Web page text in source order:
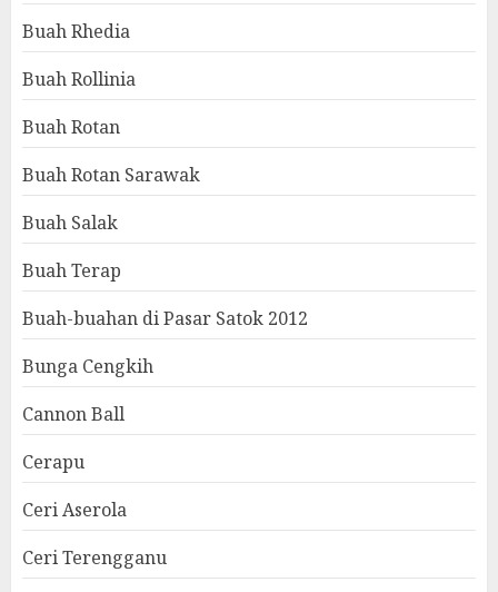
Buah Rhedia
Buah Rollinia
Buah Rotan
Buah Rotan Sarawak
Buah Salak
Buah Terap
Buah-buahan di Pasar Satok 2012
Bunga Cengkih
Cannon Ball
Cerapu
Ceri Aserola
Ceri Terengganu